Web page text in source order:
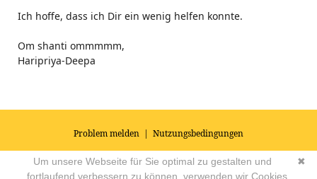
Ich hoffe, dass ich Dir ein wenig helfen konnte.
Om shanti ommmmm,
Haripriya-Deepa
Problem melden | Nutzungsbedingungen
© 2026Impressum|Datenschutz|AGB's| Yoga Vidya Community -
Forum für Yoga, Meditation und Ayurveda Powered by
✖
Um unsere Webseite für Sie optimal zu gestalten und
fortlaufend verbessern zu können, verwenden wir Cookies.